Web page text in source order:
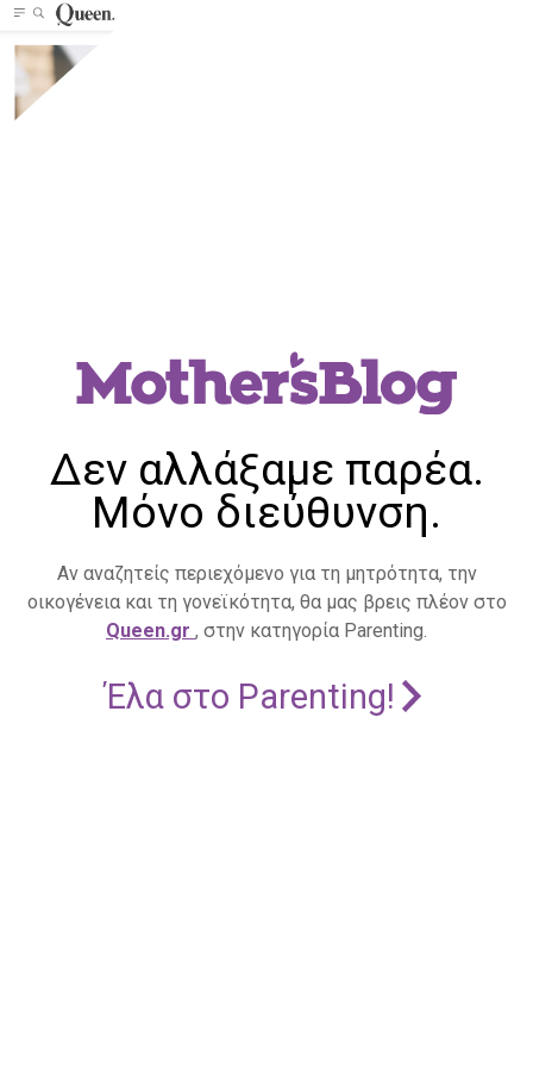
Δεν αλλάξαμε παρέα.
Μόνο διεύθυνση.
Αν αναζητείς περιεχόμενο για τη μητρότητα, την
οικογένεια και τη γονεϊκότητα, θα μας βρεις πλέον στο
Queen.gr , στην κατηγορία Parenting.
Έλα στο Parenting!